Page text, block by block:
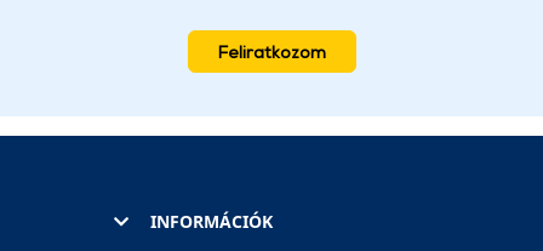
Feliratkozom
INFORMÁCIÓK